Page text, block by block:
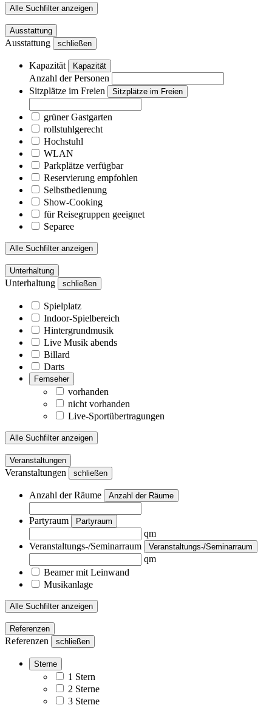
Alle Suchfilter anzeigen
Ausstattung
Ausstattung schließen
Kapazität Kapazität
Anzahl der Personen
Sitzplätze im Freien
Sitzplätze im Freien
grüner Gastgarten
rollstuhlgerecht
Hochstuhl
WLAN
Parkplätze verfügbar
Reservierung empfohlen
Selbstbedienung
Show-Cooking
für Reisegruppen geeignet
Separee
Alle Suchfilter anzeigen
Unterhaltung
Unterhaltung schließen
Spielplatz
Indoor-Spielbereich
Hintergrundmusik
Live Musik abends
Billard
Darts
Fernseher
vorhanden
nicht vorhanden
Live-Sportübertragungen
Alle Suchfilter anzeigen
Veranstaltungen
Veranstaltungen schließen
Anzahl der Räume Anzahl der Räume
Partyraum Partyraum
qm
Veranstaltungs-/Seminarraum
Veranstaltungs-/Seminarraum
qm
Beamer mit Leinwand
Musikanlage
Alle Suchfilter anzeigen
Referenzen
Referenzen schließen
Sterne
1 Stern
2 Sterne
3 Sterne